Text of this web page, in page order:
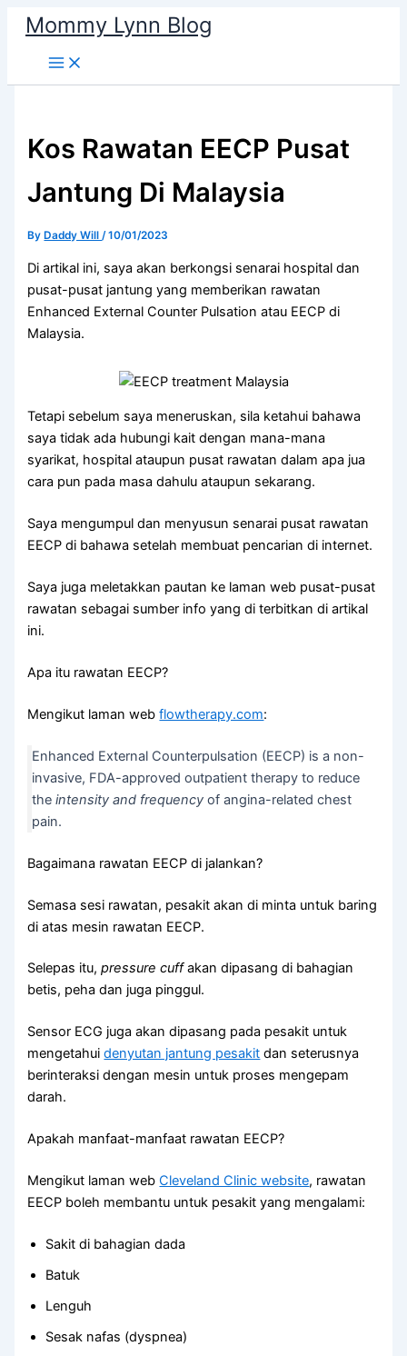
Skip
content
Mommy Lynn Blog
Kos Rawatan EECP Pusat
Jantung Di Malaysia
By Daddy Will/10/01/2023
Di artikal ini, saya akan berkongsi senarai hospital dan
pusat-pusat jantung yang memberikan rawatan
Enhanced External Counter Pulsation atau EECP di
Malaysia.
Tetapi sebelum saya meneruskan, sila ketahui bahawa
saya tidak ada hubungi kait dengan mana-mana
syarikat, hospital ataupun pusat rawatan dalam apa jua
cara pun pada masa dahulu ataupun sekarang.
Saya mengumpul dan menyusun senarai pusat rawatan
EECP di bahawa setelah membuat pencarian di internet.
Saya juga meletakkan pautan ke laman web pusat-pusat
rawatan sebagai sumber info yang di terbitkan di artikal
ini.
Apa itu rawatan EECP?
Mengikut laman webflowtherapy.com:
Enhanced External Counterpulsation (EECP) is a non-
invasive, FDA-approved outpatient therapy to reduce
theintensity and frequency of angina-related chest
pain.
Bagaimana rawatan EECP di jalankan?
Semasa sesi rawatan, pesakit akan di minta untuk baring
di atas mesin rawatan EECP.
Selepas itu,pressure cuffakan dipasang di bahagian
betis, peha dan juga pinggul.
Sensor ECG juga akan dipasang pada pesakit untuk
mengetahuidenyutan jantung pesakit dan seterusnya
berinteraksi dengan mesin untuk proses mengepam
darah.
Apakah manfaat-manfaat rawatan EECP?
Mengikut laman webCleveland Clinic website, rawatan
EECP boleh membantu untuk pesakit yang mengalami:
Sakit di bahagian dada
Batuk
Lenguh
Sesak nafas (dyspnea)